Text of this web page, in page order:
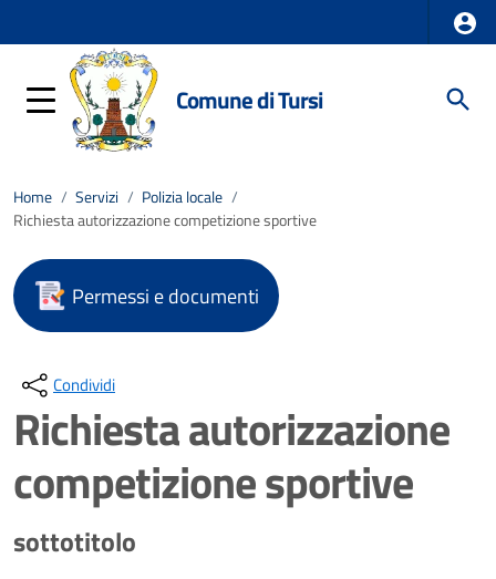
Comune di Tursi
Home / Servizi / Polizia locale /
Richiesta autorizzazione competizione sportive
Permessi e documenti
Condividi
Richiesta autorizzazione
competizione sportive
sottotitolo